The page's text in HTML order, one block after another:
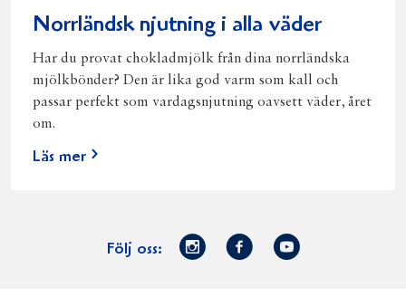
Norrländsk njutning i alla väder
Har du provat chokladmjölk från dina norrländska
mjölkbönder? Den är lika god varm som kall och
passar perfekt som vardagsnjutning oavsett väder, året
om.
Läs mer
Följ oss:
Norrmejerier
Facebook
Youtube